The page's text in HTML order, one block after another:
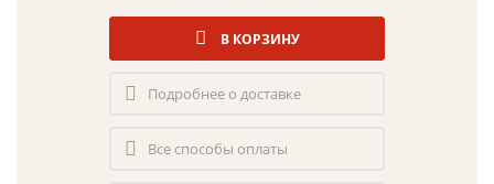
В КОРЗИНУ
Подробнее о доставке
Все способы оплаты